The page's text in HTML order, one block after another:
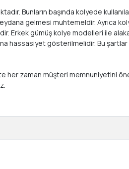
Bunların başında kolyede
gelmesi muhtemeldir. Ayrıca
Erkek gümüş kolye modelleri ile
hassasiyet gösterilmelidir. Bu şartlar
her zaman müşteri memnuniyetini